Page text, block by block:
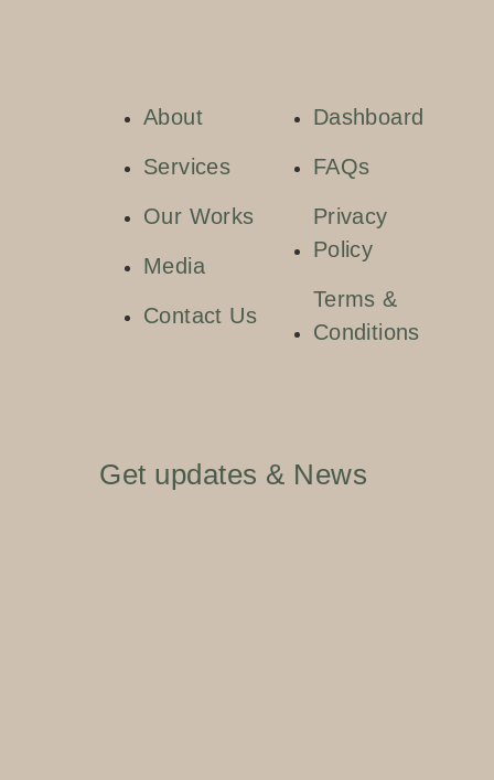
About
Services
Our Works
Media
Contact Us
Dashboard
FAQs
Privacy
Policy
Terms &
Conditions
Get updates & News